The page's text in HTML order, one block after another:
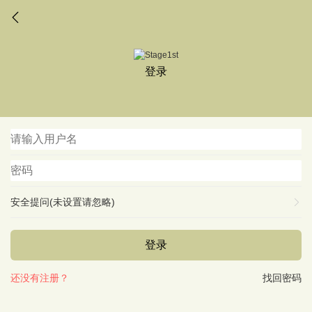
登录
安全提问(未设置请忽略)
登录
找回密码
还没有注册？